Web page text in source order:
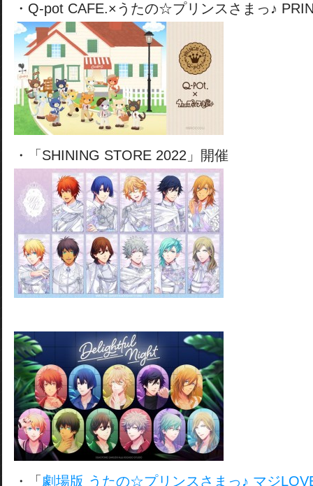
・Q-pot CAFE.×うたの☆プリンスさまっ♪
・「SHINING STORE 2022」開催
・「 劇場版 うたの☆プリンスさまっ♪ マジ